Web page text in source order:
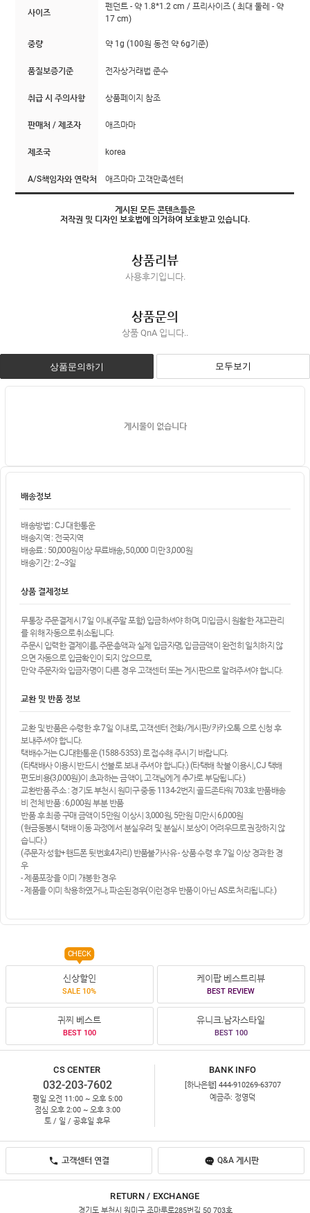
사이즈
펜던트 - 약 1.8*1.2 cm / 프리사이즈 ( 최대 둘레 - 약
17 cm)
중량 약 1g (100원 동전 약 6g기준)
품질보증기준 전자상거래법 준수
취급 시 주의사항 상품페이지 참조
판매처 / 제조자 애즈마마
제조국 korea
A/S책임자와 연락처 애즈마마 고객만족센터
게시된 모든 콘텐츠들은
저작권 및 디자인 보호법에 의거하여 보호받고 있습니다.
상품리뷰
사용후기입니다.
상품문의
상품 QnA 입니다..
상품문의하기 모두보기
게시물이 없습니다
배송정보
배송방법 : CJ 대한통운
배송지역 : 전국지역
배송료 : 50,000원이상 무료배송, 50,000 미만 3,000원
배송기간 : 2~3일
상품 결제정보
무통장 주문결제시 7일 이내(주말 포함) 입금하셔야 하며, 미입금시 원활한 재고관리
를 위해 자동으로 취소됩니다.
주문시 입력한 결제이름, 주문총액과 실제 입금자명, 입금금액이 완전히 일치하지 않
으면 자동으로 입금확인이 되지 않으므로,
만약 주문자와 입금자명이 다른 경우 고객센터 또는 게시판으로 알려주셔야 합니다.
교환 및 반품 정보
교환 및 반품은 수령한 후 7일 이내로, 고객센터 전화/게시판/카카오톡 으로 신청 후
보내주셔야 합니다.
택배수거는 CJ대한통운 (1588-5353) 로 접수해 주시기 바랍니다.
(타택배사 이용시 반드시 선불로 보내 주셔야 합니다.) (타택배 착불 이용시, CJ 택배
편도비용(3,000원)이 초과하는 금액이, 고객님에게 추가로 부담됩니다.)
교환반품 주소 : 경기도 부천시 원미구 중동 1134-2번지 골드존타워 703호 반품배송
비 전체 반품 : 6,000원 부분 반품
반품 후 최종 구매 금액이 5만원 이상시 3,000원, 5만원 미만시 6,000원
(현금동봉시 택배 이동 과정에서 분실우려 및 분실시 보상이 어려우므로 권장하지 않
습니다.)
(주문자 성함+핸드폰 뒷번호4자리) 반품불가사유 - 상품 수령 후 7일 이상 경과한 경
우
- 제품포장을 이미 개봉한 경우
- 제품을 이미 착용하였거나, 파손된경우(이런경우 반품이 아닌 AS로 처리됩니다.)
신상할인
SALE 10%
CHECK
케이팝 베스트리뷰
BEST REVIEW
귀찌 베스트
BEST 100
유니크.남자스타일
BEST 100
CS CENTER
032-203-7602
평일 오전 11:00 ~ 오후 5:00
점심 오후 2:00 ~ 오후 3:00
토 / 일 / 공휴일 휴무
BANK INFO
[하나은행] 444-910269-63707
예금주: 정영덕
고객센터 연결 Q&A 게시판
RETURN / EXCHANGE
경기도 부천시 원미구 조마루로285번길 50 703호